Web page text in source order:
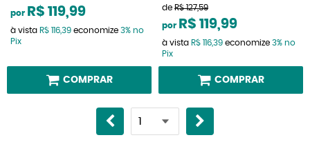
por R$ 119,99
à vista R$ 116,39 economize 3% no
Pix
COMPRAR
de R$ 127,59
por R$ 119,99
à vista R$ 116,39 economize 3% no
Pix
COMPRAR